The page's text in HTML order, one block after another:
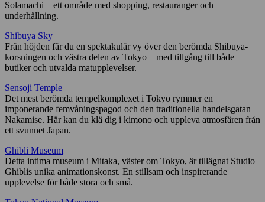
Solamachi – ett område med shopping, restauranger och
underhållning.
Shibuya Sky
Från höjden får du en spektakulär vy över den berömda Shibuya-
korsningen och västra delen av Tokyo – med tillgång till både
butiker och utvalda matupplevelser.
Sensoji Temple
Det mest berömda tempelkomplexet i Tokyo rymmer en
imponerande femvåningspagod och den traditionella handelsgatan
Nakamise. Här kan du klä dig i kimono och uppleva atmosfären från
ett svunnet Japan.
Ghibli Museum
Detta intima museum i Mitaka, väster om Tokyo, är tillägnat Studio
Ghiblis unika animationskonst. En stillsam och inspirerande
upplevelse för både stora och små.